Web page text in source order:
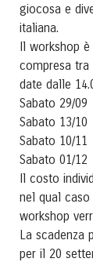
giocosa e
italiana.
Il workshop
compresa tra
date dalle
Sabato 29/09
Sabato 13/10
Sabato 10/11
Sabato 01/12
Il costo
nel qual caso
workshop
La
per il 20